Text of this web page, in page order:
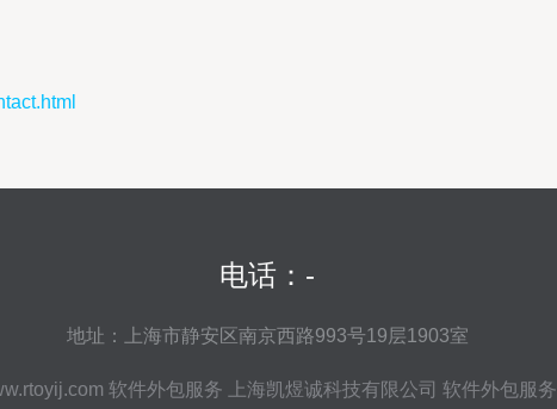
电话：-
地址：上海市静安区南京西路993号19层1903室
软件外包服务 上海凯煜诚科技有限公司 软件外包服务